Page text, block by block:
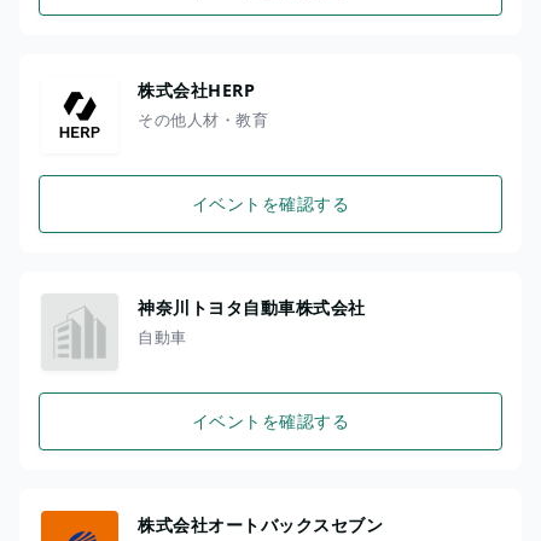
株式会社HERP
その他人材・教育
イベントを確認する
神奈川トヨタ自動車株式会社
自動車
イベントを確認する
株式会社オートバックスセブン